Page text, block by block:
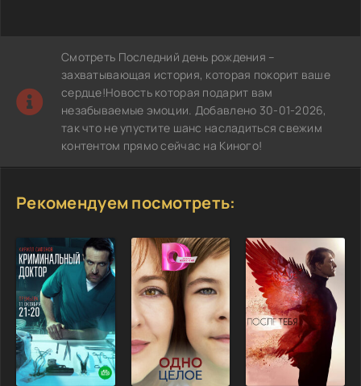
Смотреть Последний день рождения –
захватывающая история, которая покорит ваше
сердце!Новость которая подарит вам
незабываемые эмоции. Добавлено 30-01-2026,
так что не упустите шанс насладиться свежим
контентом прямо сейчас на Киного!
Рекомендуем посмотреть: